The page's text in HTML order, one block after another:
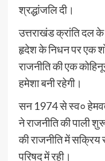
श्रद्धांजलि दी।
उत्तराखंड क्रांति दल के
हृदेश के निधन पर एक
राजनीति की एक
हमेशा बनी रहेगी।
सन 1974 से स्व०
ने राजनीति की पाली
की राजनीति में सक्रिय
परिषद में रही।